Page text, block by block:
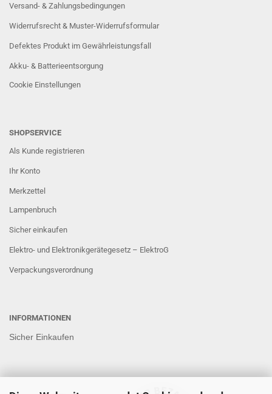
Versand- & Zahlungsbedingungen
Widerrufsrecht & Muster-Widerrufsformular
Defektes Produkt im Gewährleistungsfall
Akku- & Batterieentsorgung
Cookie Einstellungen
SHOPSERVICE
Als Kunde registrieren
Ihr Konto
Merkzettel
Lampenbruch
Sicher einkaufen
Elektro- und Elektronikgerätegesetz – ElektroG
Verpackungsverordnung
INFORMATIONEN
Sicher Einkaufen